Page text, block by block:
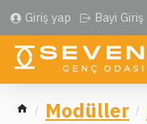
Giriş yap Bayi Giriş
Modüller